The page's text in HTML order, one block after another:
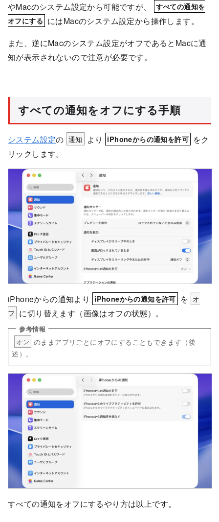
やMacのシステム設定から可能ですが、
すべての通知を
オフにする にはMacのシステム設定から操作します。
また、逆にMacのシステム設定がオフであるとMacに通
知が表示されないので注意が必要です。
すべての通知をオフにする手順
システム設定の 通知 より iPhoneからの通知を許可 をク
リックします。
iPhoneからの通知より iPhoneからの通知を許可 を オ
フ に切り替えます（画像はオフの状態）。
オン のままアプリごとにオフにすることもできます（後
述）。
すべての通知をオフにするやり方は以上です。